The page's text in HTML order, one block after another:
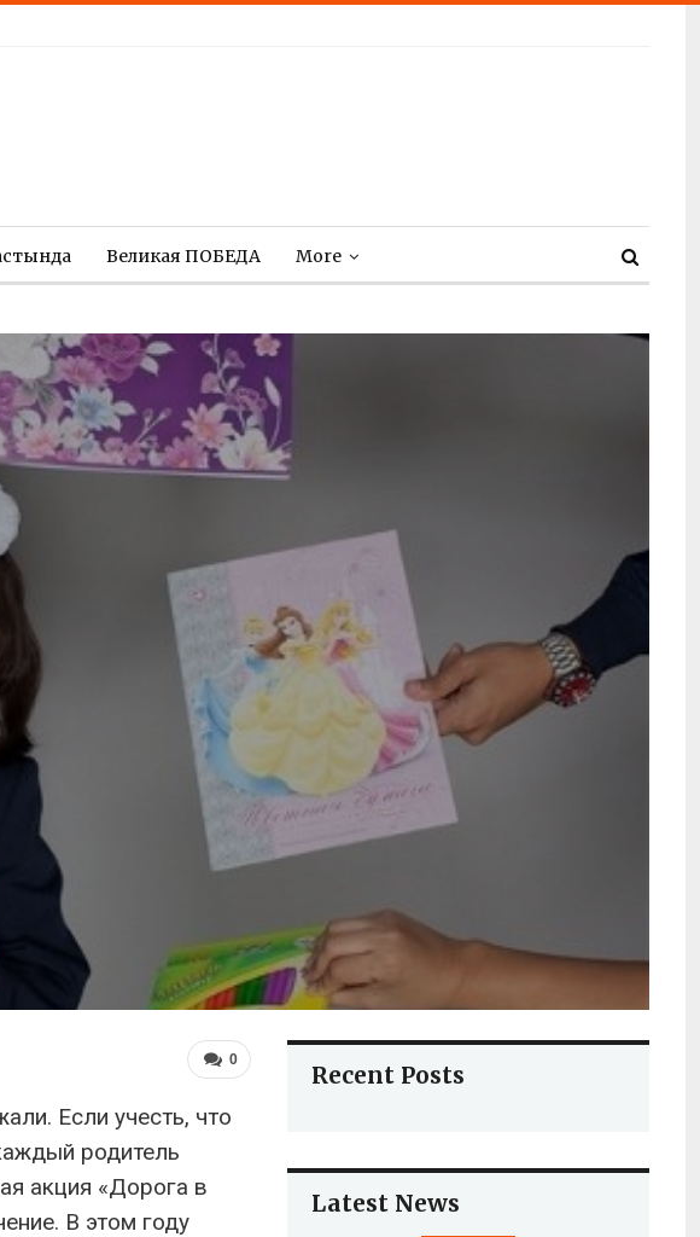
Великая ПОБЕДА More
0
Если учесть, что
родитель
акция «Дорога в
В этом году
Recent Posts
Latest News